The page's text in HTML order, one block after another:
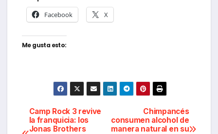
Facebook X
Me gusta esto:
Navegación
Chimpancés
consumen alcohol de
manera natural en su
Camp Rock 3 revive
la franquicia: los
Jonas Brothers